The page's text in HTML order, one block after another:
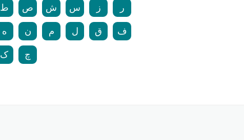
ر ز س ش ص ط
ف ق ل م ن ه
چ ک